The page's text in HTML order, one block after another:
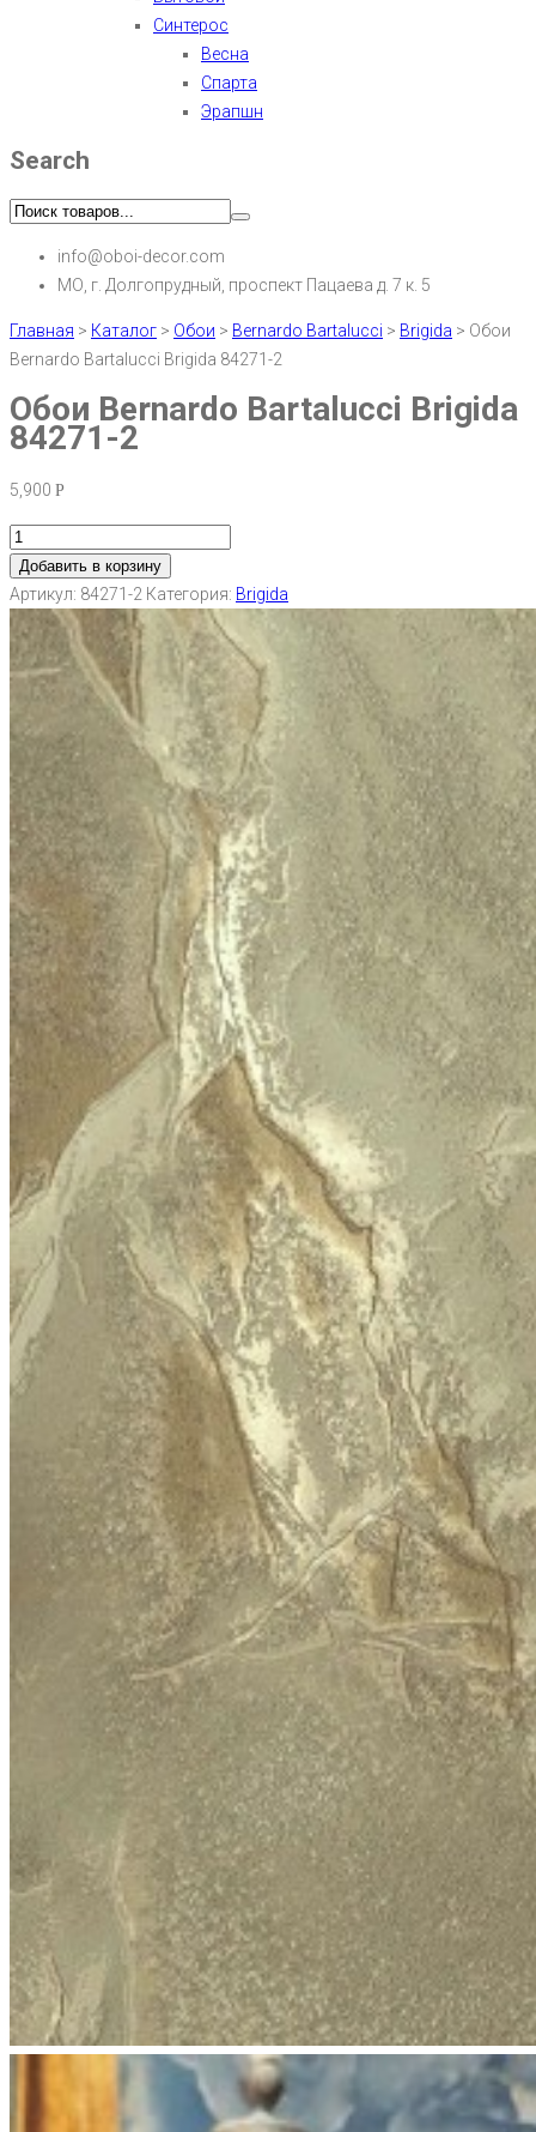
Синтерос
Весна
Спарта
Эрапшн
Search
info@oboi-decor.com
МО, г. Долгопрудный, проспект Пацаева д. 7 к. 5
Главная > Каталог > Обои > Bernardo Bartalucci > Brigida > Обои
Bernardo Bartalucci Brigida 84271-2
Обои Bernardo Bartalucci Brigida
84271-2
5,900 Р
Добавить в корзину
Артикул: 84271-2 Категория: Brigida